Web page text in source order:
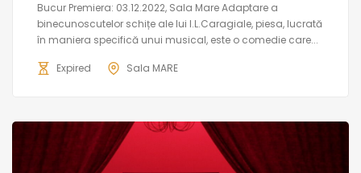
Bucur Premiera: 03.12.2022, Sala Mare Adaptare a
binecunoscutelor schițe ale lui I.L.Caragiale, piesa, lucrată
în maniera specifică unui musical, este o comedie care...
Expired Sala MARE